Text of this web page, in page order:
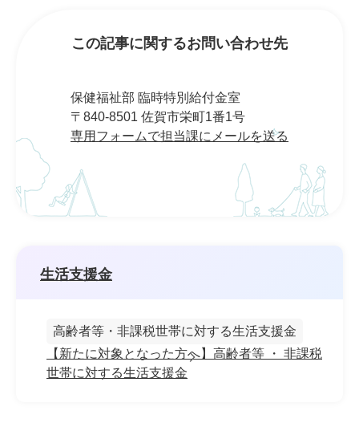
この記事に関するお問い合わせ先
保健福祉部 臨時特別給付金室
〒840-8501 佐賀市栄町1番1号
専用フォームで担当課にメールを送る
生活支援金
高齢者等・非課税世帯に対する生活支援金
【新たに対象となった方へ】高齢者等 ・ 非課税
世帯に対する生活支援金